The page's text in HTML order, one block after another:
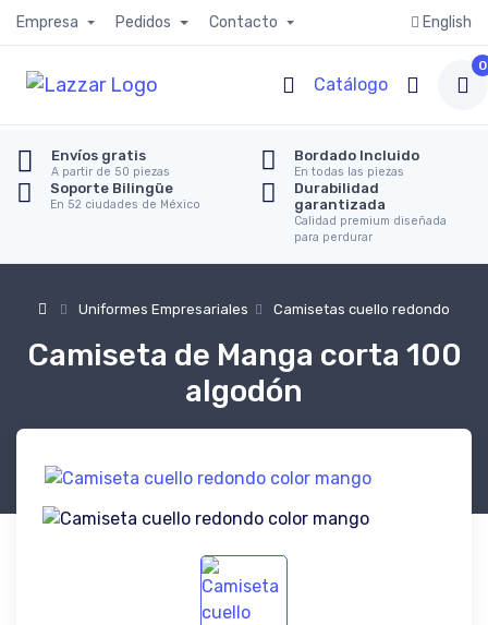
Empresa Pedidos Contacto English
Catálogo
0
Envíos gratis
A partir de 50 piezas
Bordado Incluido
En todas las piezas
Soporte Bilingüe
En 52 ciudades de México
Durabilidad
garantizada
Calidad premium diseñada
para perdurar
Uniformes Empresariales Camisetas cuello redondo
Camiseta de Manga corta 100
algodón